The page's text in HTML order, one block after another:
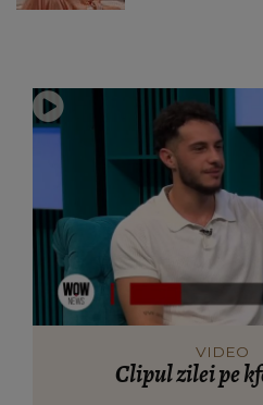
VIDEO
Clipul zilei pe